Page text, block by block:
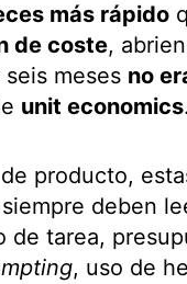
más rápido
de coste,
meses no
unit economics.
producto,
deben
de tarea,
, uso de